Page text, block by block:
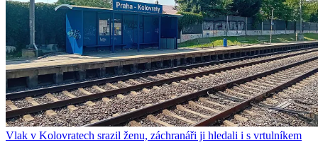
Vlak v Kolovratech srazil ženu, záchranáři ji hledali i s vrtulníkem